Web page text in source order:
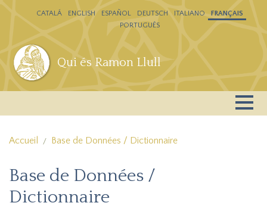
Aller au contenu principal
Qui és Ramon Llull
CATALÁ ENGLISH ESPAÑOL DEUTSCH ITALIANO
FRANÇAIS
PORTUGUÊS
Accueil Base de Données / Dictionnaire
Base de Données /
Dictionnaire